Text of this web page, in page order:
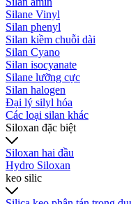
Silane Vinyl
Silan phenyl
Silan kiềm chuỗi dài
Silan Cyano
Silan isocyanate
Silane lưỡng cực
Silan halogen
Đại lý silyl hóa
Các loại silan khác
Siloxan đặc biệt
Siloxan hai đầu
Hydro Siloxan
keo silic